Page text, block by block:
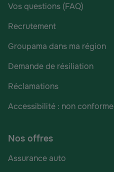
Vos questions (FAQ)
Recrutement
Groupama dans ma région
Demande de résiliation
Réclamations
Accessibilité : non conforme
Nos offres
Assurance auto